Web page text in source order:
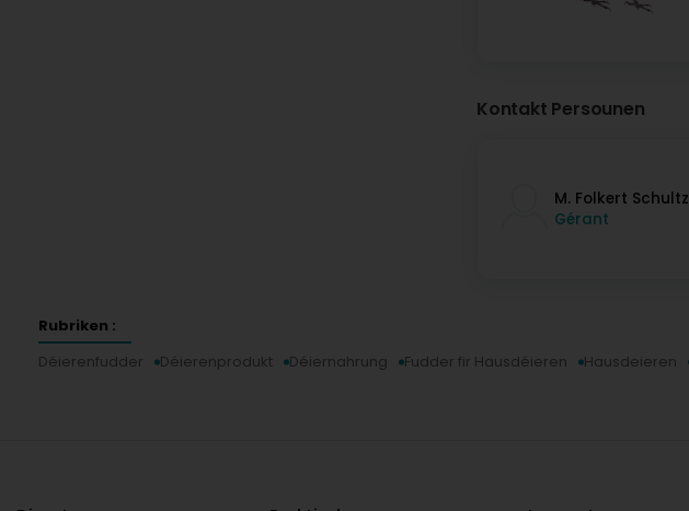
Kontakt Persounen
M. Folkert Schultz
Gérant
Rubriken :
Déierenfudder
Déierenprodukt Déiernahrung Fudder fir Hausdéieren Hausdeieren